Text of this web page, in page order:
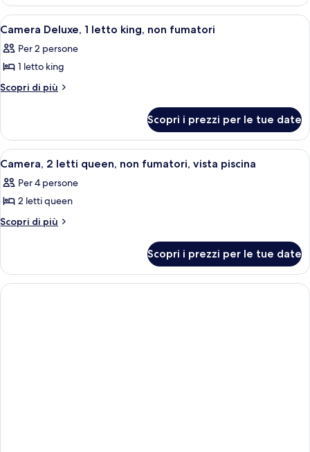
king
con
divano
letto,
fumatori
letto
king
divano
letto,
fumatori
Apri
tutte
le
foto
per
1
letto
king,
non
fumatori
Una camera d'albergo con un letto
4
Camera Deluxe, 1 letto king, non fumatori
Per 2 persone
1 letto king
Scopri di più
Altri
Deluxe,
letto
non
fumatori
Scopri i prezzi per le tue date
Apri
tutte
le
foto
per
letti
queen,
Camera d'albergo con due letti, una
4
Camera, 2 letti queen, non fumatori, vista piscina
Per 4 persone
2 letti queen
Scopri di più
Altri
2
letti
queen,
Scopri i prezzi per le tue date